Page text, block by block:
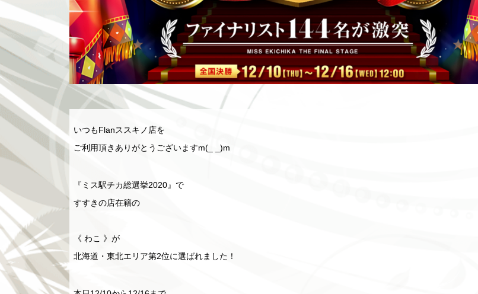
いつもFlanススキノ店を
ご利用頂きありがとうございますm(_ _)m
『ミス駅チカ総選挙2020』で
すすきの店在籍の
《 わこ 》が
北海道・東北エリア第2位に選ばれました！